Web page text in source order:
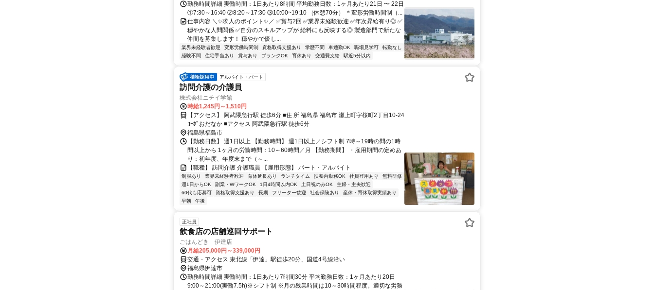
勤務時間詳細 実働時間：1日あたり8時間 平均勤務日数：1ヶ月あたり21日 〜 22日
①7:30～16:40 ②8:20～17:30 ③10:00~19:10 （休憩70分） ＊変形労働時間制（...
仕事内容 ＼✨求人のポイント✨／ ✅賞与2回 ✅業界未経験歓迎 ✅年次昇給有り◎ ✅
穏やかな人間関係 ✅自分のスキルアップが 給料にも反映する◎ 製造部門で新たな
仲間を募集します！ 穏やかで優し...
業界未経験者歓迎 変形労働時間制 資格取得支援あり 学歴不問 車通勤OK 職場見学可
転勤なし
経験不問
住宅手当あり 賞与あり ブランクOK 育休あり 交通費支給 駅近5分以内
アルバイト・パート
訪問介護の介護員
株式会社ニチイ学館
時給1,245円～1,510円
【アクセス】 阿武隈急行駅 徒歩6分 ■住 所 福島県 福島市 瀬上町字桜町2丁目10-24
ｺｰﾎﾟおだなか ■アクセス 阿武隈急行駅 徒歩6分
福島県福島市
【勤務日数】 週1日以上 【勤務時間】 週1日以上／シフト制 7時～19時の間の1時
間以上から 1ヶ月の労働時間：10～60時間／月 【勤務期間】 ・雇用期間の定めあ
り：初年度、年度末まで（～...
【職種】 訪問介護 介護職員 【雇用形態】 パート・アルバイト
制服あり 業界未経験者歓迎 育休延長あり ランチタイム 扶養内勤務OK 社員登用あり
無料研修
週1日からOK
副業・WワークOK 1日4時間以内OK 土日祝のみOK
主婦・主夫歓迎
60代も応募可
資格取得支援あり 長期 フリーター歓迎 社会保険あり
産休・育休取得実績あり
早朝
午後
正社員
飲食店の店舗巡回サポート
ごはんどき 伊達店
月給205,000円～339,000円
交通・アクセス 東北線「伊達」駅徒歩20分、国道4号線沿い
福島県伊達市
勤務時間詳細 実働時間：1日あたり7時間30分 平均勤務日数：1ヶ月あたり20日
9:00～21:00(実働7.5h)※シフト制 ※月の残業時間は10～30時間程度。適切な労務